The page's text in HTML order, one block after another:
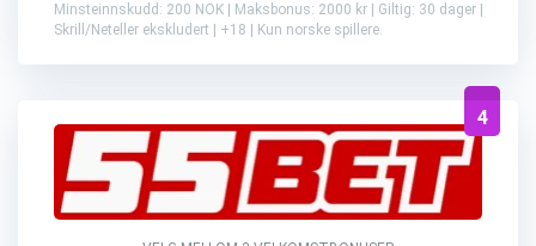
Minsteinnskudd: 200 NOK | Maksbonus: 2000 kr | Giltig: 30 dager |
Skrill/Neteller ekskludert | +18 | Kun norske spillere.
4